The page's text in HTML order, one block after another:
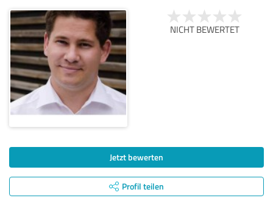
NICHT BEWERTET
Jetzt bewerten
Profil teilen